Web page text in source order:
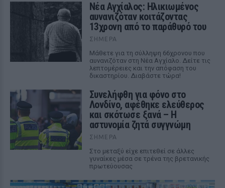
Νέα Αγχίαλος: Ηλικιωμένος
αυνανιζόταν κοιτάζοντας
13χρονη από το παράθυρό του
ΣΉΜΕΡΑ
Μάθετε για τη σύλληψη 66χρονου που
αυνανιζόταν στη Νέα Αγχίαλο. Δείτε τις
λεπτομέρειες και την απόφαση του
δικαστηρίου. Διαβάστε τώρα!
Συνελήφθη για φόνο στο
Λονδίνο, αφέθηκε ελεύθερος
και σκότωσε ξανά – Η
αστυνομία ζητά συγγνώμη
ΣΉΜΕΡΑ
Στο μεταξύ είχε επιτεθεί σε άλλες
γυναίκες μέσα σε τρένα της βρετανικής
πρωτεύουσας